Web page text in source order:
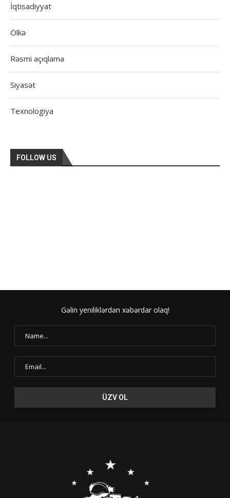
İqtisadiyyat
Ölkə
Rəsmi açıqlama
Siyasət
Texnologiya
FOLLOW US
Gəlin yeniliklərdən xəbərdar olaq!